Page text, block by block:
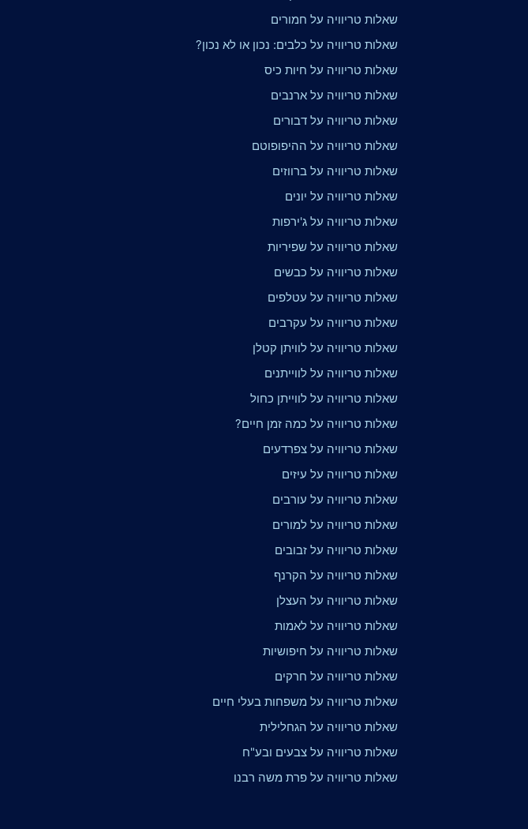
שאלות טריוויה על חמורים
שאלות טריוויה על כלבים: נכון או לא נכון?
שאלות טריוויה על חיות כיס
שאלות טריוויה על ארנבים
שאלות טריוויה על דבורים
שאלות טריוויה על ההיפופוטם
שאלות טריוויה על ברווזים
שאלות טריוויה על יונים
שאלות טריוויה על ג'ירפות
שאלות טריוויה על שפיריות
שאלות טריוויה על כבשים
שאלות טריוויה על עטלפים
שאלות טריוויה על עקרבים
שאלות טריוויה על לוויתן קטלן
שאלות טריוויה על לווייתנים
שאלות טריוויה על לווייתן כחול
שאלות טריוויה על כמה זמן חיים?
שאלות טריוויה על צפרדעים
שאלות טריוויה על עיזים
שאלות טריוויה על עורבים
שאלות טריוויה על למורים
שאלות טריוויה על זבובים
שאלות טריוויה על הקרנף
שאלות טריוויה על העצלן
שאלות טריוויה על לאמות
שאלות טריוויה על חיפושיות
שאלות טריוויה על חרקים
שאלות טריוויה על משפחות בעלי חיים
שאלות טריוויה על הגחלילית
שאלות טריוויה על צבעים ובע"ח
שאלות טריוויה על פרת משה רבנו